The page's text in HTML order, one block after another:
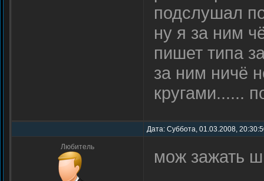
подслушал
ну я за ним
пишет типа
за ним ничё
кругами......
Дата: Суббота, 01.03.2008,
Любитель мож зажать